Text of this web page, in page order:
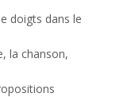
doigts dans le
la chanson,